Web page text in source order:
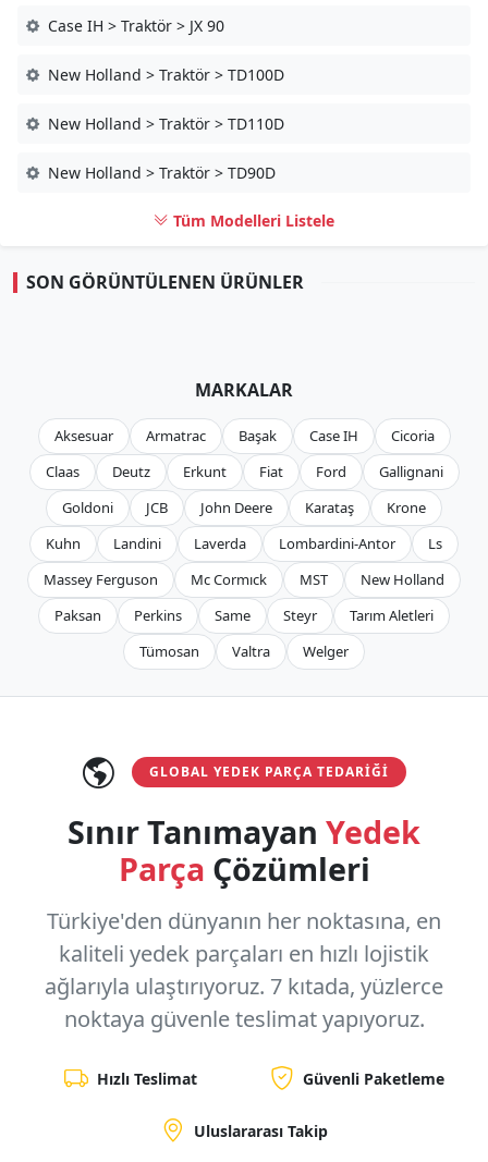
Case IH > Traktör > JX 90
New Holland > Traktör > TD100D
New Holland > Traktör > TD110D
New Holland > Traktör > TD90D
Tüm Modelleri Listele
SON GÖRÜNTÜLENEN ÜRÜNLER
MARKALAR
Aksesuar Armatrac Başak Case IH
Cicoria
Claas
Deutz Erkunt Fiat Ford
Gallignani
Goldoni
JCB John Deere Karataş
Krone
Kuhn
Landini Laverda Lombardini-Antor
Ls
Massey Ferguson
Mc Cormıck MST
New Holland
Paksan
Perkins Same Steyr
Tarım Aletleri
Tümosan
Valtra Welger
GLOBAL YEDEK PARÇA TEDARIĞI
Sınır Tanımayan Yedek
Parça Çözümleri
Türkiye'den dünyanın her noktasına, en
kaliteli yedek parçaları en hızlı lojistik
ağlarıyla ulaştırıyoruz. 7 kıtada, yüzlerce
noktaya güvenle teslimat yapıyoruz.
Hızlı Teslimat Güvenli Paketleme
Uluslararası Takip